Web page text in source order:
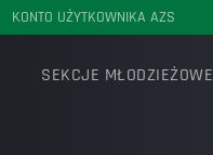
KONTO UŻYTKOWNIKA AZS
SEKCJE MŁODZIEŻOWE